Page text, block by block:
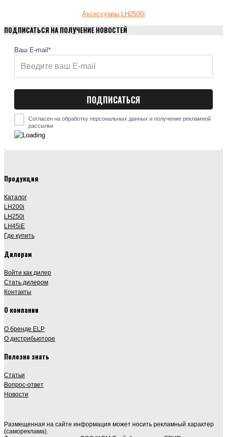
Аксессуары LH2500i
ПОДПИСАТЬСЯ НА ПОЛУЧЕНИЕ НОВОСТЕЙ
Ваш E-mail*
Согласен на обработку персональных данных и получение рекламной
рассылки
Продукция
Каталог
LH200i
LH250i
LH45iE
Где купить
Дилерам
Войти как дилер
Стать дилером
Контакты
О компании
О бренде ELP
О дистрибьюторе
Полезно знать
Статьи
Вопрос-ответ
Новости
Размещенная на сайте информация может носить рекламный характер
(самореклама).